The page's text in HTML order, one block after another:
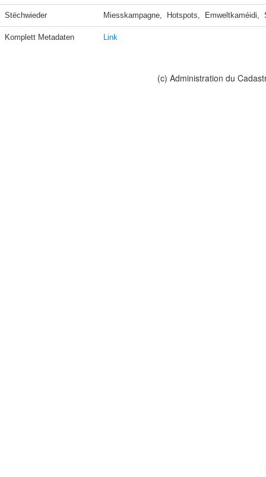
Stëchwieder Miesskampagne,  Hotspots,  Emweltkaméidi,
Komplett Metadaten Link
(c) Administration du